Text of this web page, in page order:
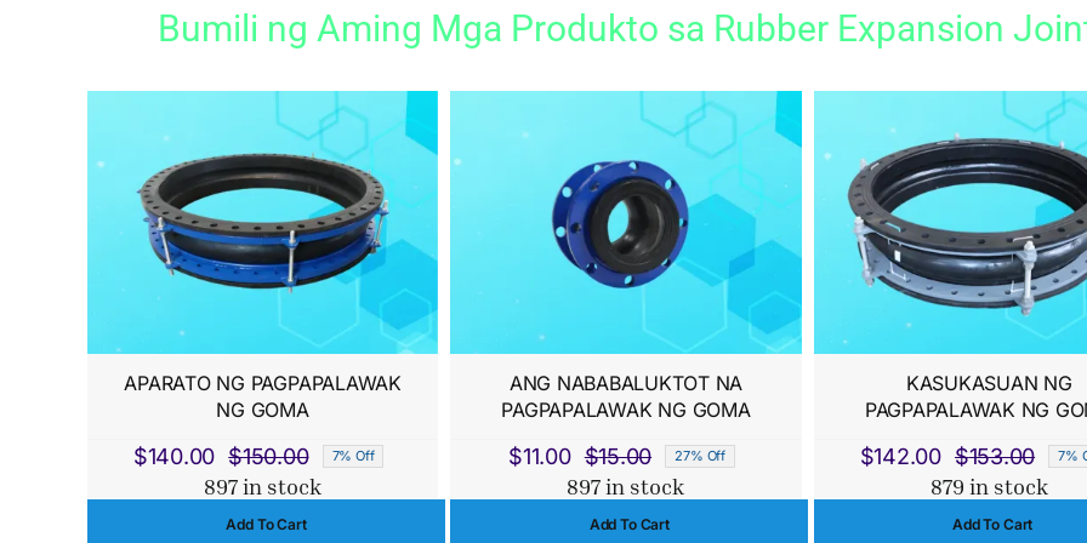
Bumili ng Aming Mga Produkto sa Rubber Expansion
APARATO NG PAGPAPALAWAK
NG GOMA
$150.00
Original
price
was:
$140.00
Current
price
is:
7% Off
897 in stock
Add To Cart
ANG NABABALUKTOT NA
PAGPAPALAWAK NG GOMA
$15.00
Original
price
was:
$11.00
Current
price
is:
27% Off
897 in stock
Add To Cart
KASUKASUAN NG
PAGPAPALAWAK NG
$153.00
price
$142.00
price
7%
879 in stock
Add To Cart